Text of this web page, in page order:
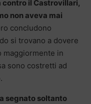
il Castrovillari,
non aveva mai
concludono
si trovano a dovere
maggiormente in
sono costretti ad
segnato soltanto